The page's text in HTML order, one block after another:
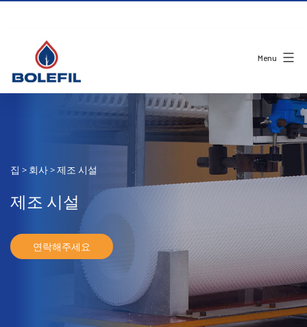
Menu
집 > 회사>제조 시설
제조 시설
연락해주세요